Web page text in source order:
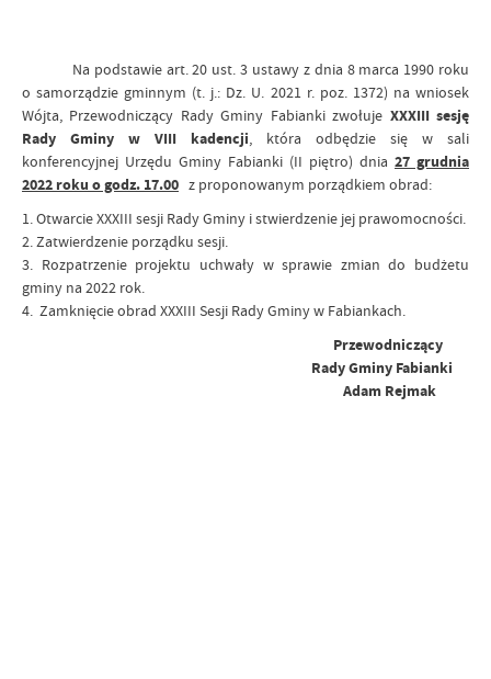
Na podstawie art. 20 ust. 3 ustawy z dnia 8 marca 1990 roku
o samorządzie gminnym (t. j.: Dz. U. 2021 r. poz. 1372) na wniosek
Wójta, Przewodniczący Rady Gminy Fabianki zwołuje XXXIII sesję
Rady Gminy w VIII kadencji, która odbędzie się w sali
konferencyjnej Urzędu Gminy Fabianki (II piętro) dnia 27 grudnia
2022 roku o godz. 17.00 z proponowanym porządkiem obrad:
1. Otwarcie XXXIII sesji Rady Gminy i stwierdzenie jej prawomocności.
2. Zatwierdzenie porządku sesji.
3. Rozpatrzenie projektu uchwały w sprawie zmian do budżetu
gminy na 2022 rok.
4. Zamknięcie obrad XXXIII Sesji Rady Gminy w Fabiankach.
Przewodniczący
Rady Gminy Fabianki
Adam Rejmak